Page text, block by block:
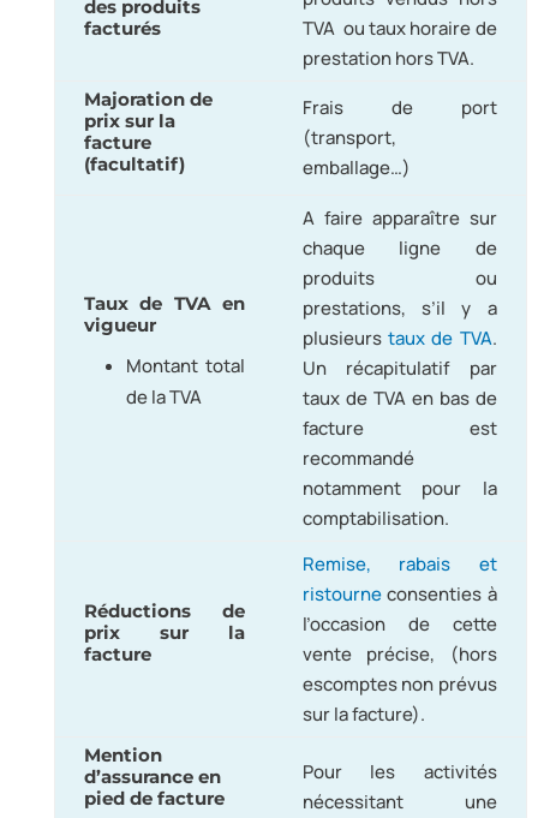
des produits
facturés
TVA ou taux horaire de
prestation hors TVA.
Majoration de
prix sur la
facture
(facultatif)
Frais de port
(transport,
emballage…)
Taux de TVA en
vigueur
Montant total
de la TVA
A faire apparaître sur
chaque ligne de
produits ou
prestations, s’il y a
plusieurstaux de TVA.
Un récapitulatif par
taux de TVA en bas de
facture est
recommandé
notamment pour la
comptabilisation.
Réductions de
prix sur la
facture
Remise, rabais et
ristourneconsenties à
l’occasion de cette
vente précise, (hors
escomptes non prévus
sur la facture).
Mention
d’assurance en
pied de facture
Pour les activités
nécessitant une